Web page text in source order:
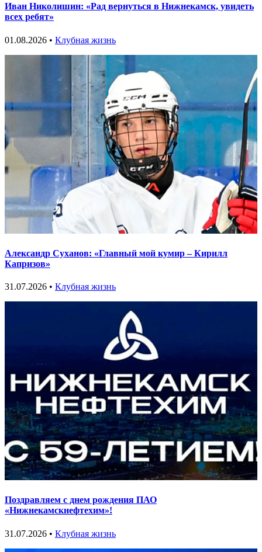
Иван Николишин: «Рад вернуться в Нижнекамск, увидеть
всех ребят»
01.08.2026 • Клубная жизнь
Александр Суханов: «Главный мой кумир – Кирилл
Капризов»
31.07.2026 • Клубная жизнь
Поздравляем с днем рождения ПАО
«Нижнекамскнефтехим»!
31.07.2026 • Клубная жизнь